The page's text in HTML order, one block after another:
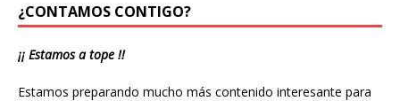
¿CONTAMOS CONTIGO?
¡¡ Estamos a tope !!
Estamos preparando mucho más contenido interesante para